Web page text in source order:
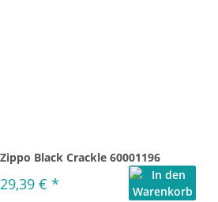
Zippo Black Crackle 60001196
29,39 € *